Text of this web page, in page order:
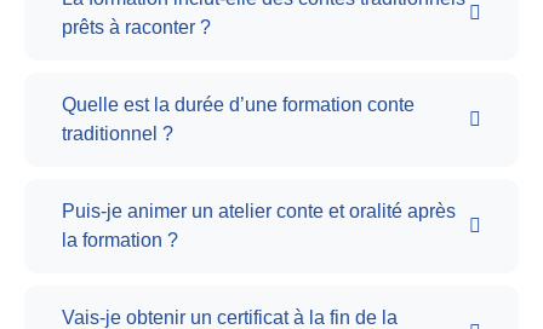
prêts à raconter ?
Quelle est la durée d’une formation conte
traditionnel ?
Puis-je animer un atelier conte et oralité après
la formation ?
Vais-je obtenir un certificat à la fin de la